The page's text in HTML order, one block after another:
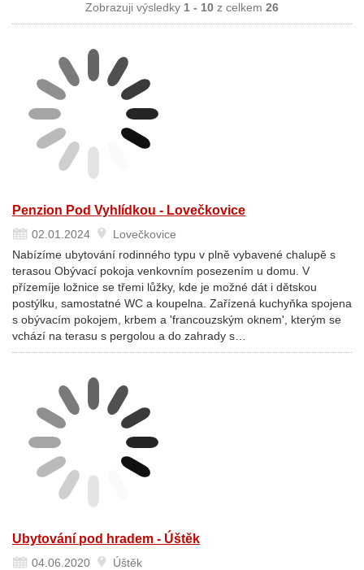
Zobrazuji výsledky 1 - 10 z celkem 26
Penzion Pod Vyhlídkou - Lovečkovice
02.01.2024
Lovečkovice
Nabízíme ubytování rodinného typu v plně vybavené chalupě s
terasou Obývací pokoja venkovním posezením u domu. V
přízemíje ložnice se třemi lůžky, kde je možné dát i dětskou
postýlku, samostatné WC a koupelna. Zařízená kuchyňka spojena
s obývacím pokojem, krbem a 'francouzským oknem', kterým se
vchází na terasu s pergolou a do zahrady s…
Ubytování pod hradem - Úštěk
04.06.2020
Úštěk